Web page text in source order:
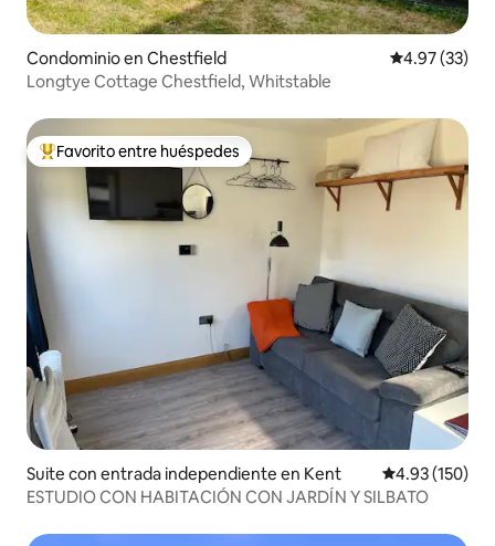
Condominio en Chestfield Calificación
4.97 (33)
Longtye Cottage Chestfield, Whitstable
De los mejores en Favorito entre huéspedes
Favorito entre huéspedes
Suite con entrada independiente en Kent Calificación
4.93 (150)
ESTUDIO CON HABITACIÓN CON JARDÍN Y SILBATO